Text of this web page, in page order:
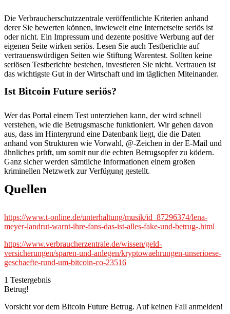
Die Verbraucherschutzzentrale veröffentlichte Kriterien anhand
derer Sie bewerten können, inwieweit eine Internetseite seriös ist
oder nicht. Ein Impressum und dezente positive Werbung auf der
eigenen Seite wirken seriös. Lesen Sie auch Testberichte auf
vertrauenswürdigen Seiten wie Stiftung Warentest. Sollten keine
seriösen Testberichte bestehen, investieren Sie nicht. Vertrauen ist
das wichtigste Gut in der Wirtschaft und im täglichen Miteinander.
Ist Bitcoin Future seriös?
Wer das Portal einem Test unterziehen kann, der wird schnell
verstehen, wie die Betrugsmasche funktioniert. Wir gehen davon
aus, dass im Hintergrund eine Datenbank liegt, die die Daten
anhand von Strukturen wie Vorwahl, @-Zeichen in der E-Mail und
ähnliches prüft, um somit nur die echten Betrugsopfer zu ködern.
Ganz sicher werden sämtliche Informationen einem großen
kriminellen Netzwerk zur Verfügung gestellt.
Quellen
https://www.t-online.de/unterhaltung/musik/id_87296374/lena-
meyer-landrut-warnt-ihre-fans-das-ist-alles-fake-und-betrug-.html
https://www.verbraucherzentrale.de/wissen/geld-
versicherungen/sparen-und-anlegen/kryptowaehrungen-unserioese-
geschaefte-rund-um-bitcoin-co-23516
1 Testergebnis
Betrug!
Vorsicht vor dem Bitcoin Future Betrug. Auf keinen Fall anmelden!